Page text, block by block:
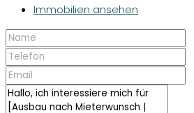
Immobilien ansehen